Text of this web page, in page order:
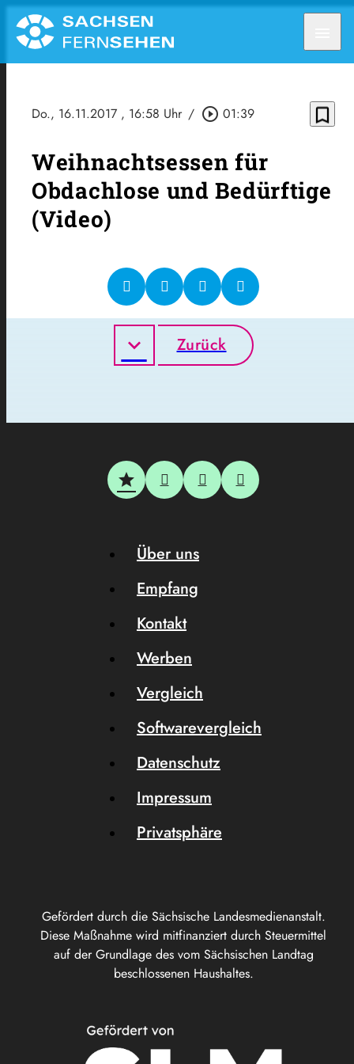
Do., 16.11.2017 , 16:58 Uhr / play_circle_outline 01:39 bookmark_border
Weihnachtsessen für
Obdachlose und Bedürftige
(Video)
Zurück
Gefördert durch die Sächsische Landesmedienanstalt.
Diese Maßnahme wird mitfinanziert durch Steuermittel
auf der Grundlage des vom Sächsischen Landtag
beschlossenen Haushaltes.
Über uns
Empfang
Kontakt
Werben
Vergleich
Softwarevergleich
Datenschutz
Impressum
Privatsphäre